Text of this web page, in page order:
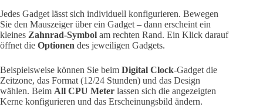
Jedes Gadget lässt sich individuell konfigurieren. Bewegen
Sie den Mauszeiger über ein Gadget – dann erscheint ein
kleines Zahnrad-Symbol am rechten Rand. Ein Klick darauf
öffnet die Optionen des jeweiligen Gadgets.
Beispielsweise können Sie beim Digital Clock-Gadget die
Zeitzone, das Format (12/24 Stunden) und das Design
wählen. Beim All CPU Meter lassen sich die angezeigten
Kerne konfigurieren und das Erscheinungsbild ändern.